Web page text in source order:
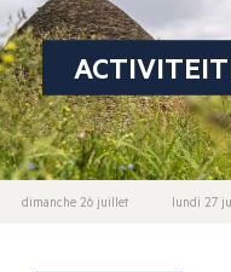
dimanche 26 juillet lundi 27